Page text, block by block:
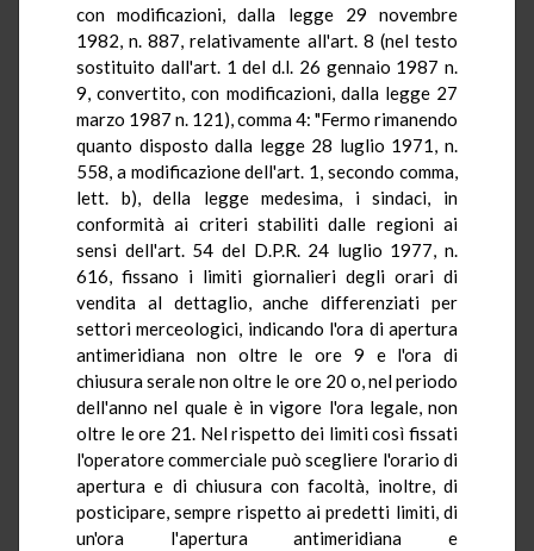
con modificazioni, dalla legge 29 novembre
1982, n. 887, relativamente all'art. 8 (nel testo
sostituito dall'art. 1 del d.l. 26 gennaio 1987 n.
9, convertito, con modificazioni, dalla legge 27
marzo 1987 n. 121), comma 4: "Fermo rimanendo
quanto disposto dalla legge 28 luglio 1971, n.
558, a modificazione dell'art. 1, secondo comma,
lett. b), della legge medesima, i sindaci, in
conformità ai criteri stabiliti dalle regioni ai
sensi dell'art. 54 del D.P.R. 24 luglio 1977, n.
616, fissano i limiti giornalieri degli orari di
vendita al dettaglio, anche differenziati per
settori merceologici, indicando l'ora di apertura
antimeridiana non oltre le ore 9 e l'ora di
chiusura serale non oltre le ore 20 o, nel periodo
dell'anno nel quale è in vigore l'ora legale, non
oltre le ore 21. Nel rispetto dei limiti così fissati
l'operatore commerciale può scegliere l'orario di
apertura e di chiusura con facoltà, inoltre, di
posticipare, sempre rispetto ai predetti limiti, di
un'ora l'apertura antimeridiana e